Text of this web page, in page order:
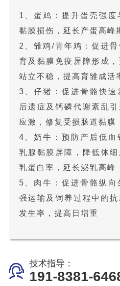
1、蛋鸡：提升蛋壳强度
黏膜损伤，延长产蛋高峰
2、雏鸡/青年鸡：促进
育及黏膜免疫屏障形成，
站立不稳，提高育雏成活
3、仔猪：促进骨骼快速
后遗症及钙磷代谢紊乱
应激，修复受损肠道黏膜
4、奶牛：预防产后低血
乳腺黏膜屏障，降低体
乳蛋白率，延长泌乳高峰
5、肉牛：促进骨骼纵向
强运输及饲养过程中的
发生率，提高日增重
技术指导：
191-8381-